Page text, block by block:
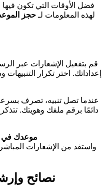
فضل الأوقات التي تكون فيها
لهذه المعلومات لـ حجز
قم بتفعيل الإشعارات عبر
إعداداتك. اختر تكرار
دائمًا برقم ملفك وهويتك. تتذكر
موعدك في
نصائح